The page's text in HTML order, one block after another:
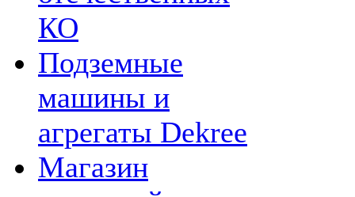
КО
Подземные
машины и
агрегаты Dekree
Магазин